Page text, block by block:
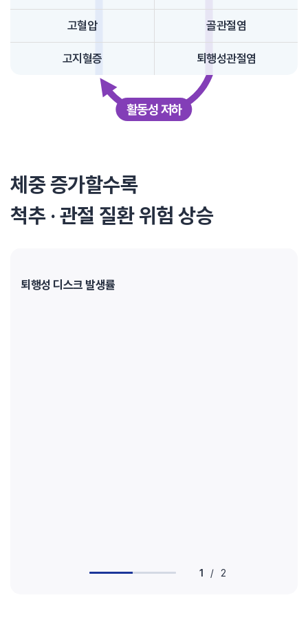
고혈압 골관절염
고지혈증 퇴행성관절염
활동성 저하
체중 증가할수록
척추 · 관절 질환 위험 상승
퇴행성 디스크 발생률
1 / 2